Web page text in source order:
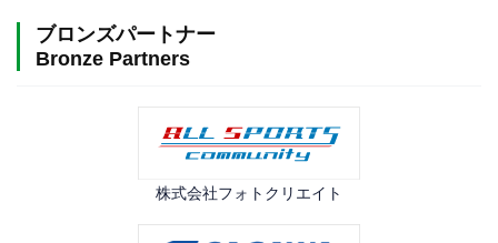
ブロンズパートナー
Bronze Partners
株式会社フォトクリエイト